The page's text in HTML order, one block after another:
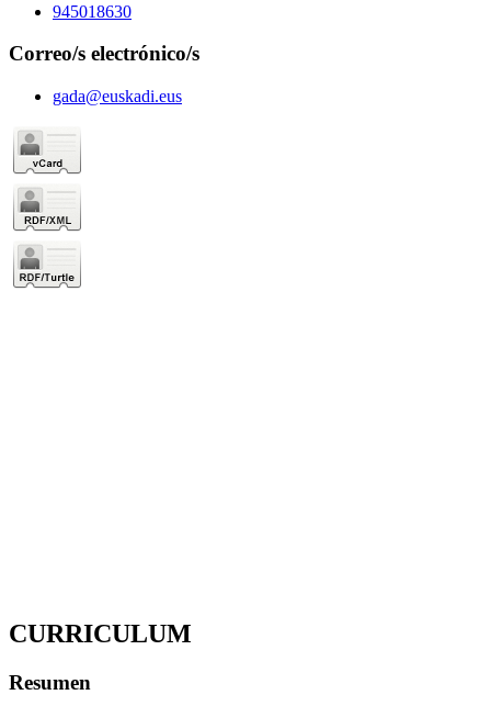
945018630
Correo/s electrónico/s
gada@euskadi.eus
CURRICULUM
Resumen